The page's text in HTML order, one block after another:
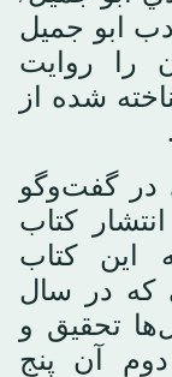
ابو جمیل
را روایت
شده از
در گفت‌وگو
کتاب
این کتاب
که در سال
تحقیق و
آن پنج